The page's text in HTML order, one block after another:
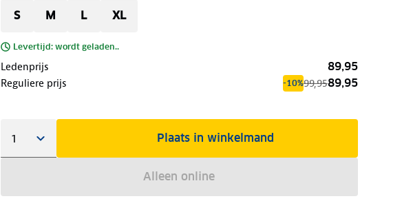
S M L XL
Levertijd: wordt geladen..
Ledenprijs 89,95
Reguliere prijs -10%99,9589,95
Plaats in winkelmand
Alleen online